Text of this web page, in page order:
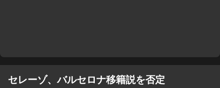
セレーゾ、バルセロナ移籍説を否定